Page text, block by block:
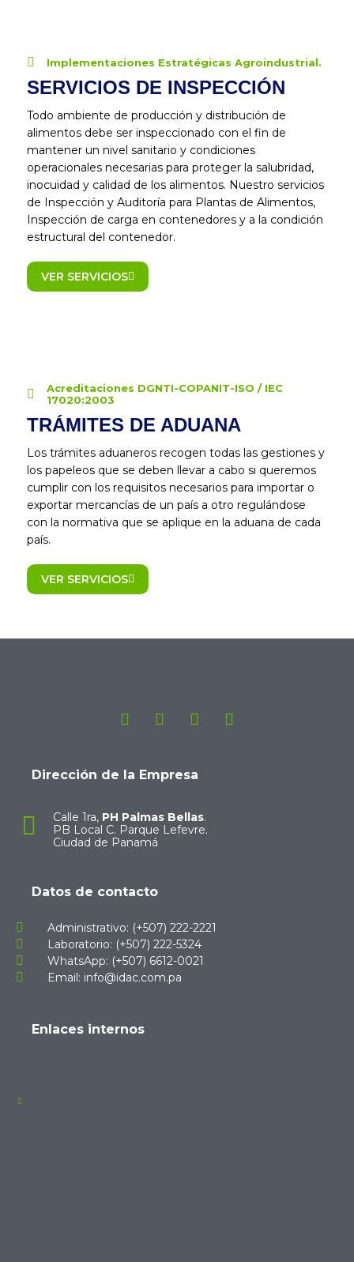
Implementaciones Estratégicas Agroindustrial.
SERVICIOS DE INSPECCIÓN
Todo ambiente de producción y distribución de
alimentos debe ser inspeccionado con el fin de
mantener un nivel sanitario y condiciones
operacionales necesarias para proteger la salubridad,
inocuidad y calidad de los alimentos. Nuestro servicios
de Inspección y Auditoría para Plantas de Alimentos,
Inspección de carga en contenedores y a la condición
estructural del contenedor.
VER SERVICIOS
Acreditaciones DGNTI-COPANIT-ISO / IEC
17020:2003
TRÁMITES DE ADUANA
Los trámites aduaneros recogen todas las gestiones y
los papeleos que se deben llevar a cabo si queremos
cumplir con los requisitos necesarios para importar o
exportar mercancías de un país a otro regulándose
con la normativa que se aplique en la aduana de cada
país.
VER SERVICIOS
Dirección de la Empresa
Calle 1ra, PH Palmas Bellas.
PB Local C. Parque Lefevre.
Ciudad de Panamá
Datos de contacto
Administrativo: (+507) 222-2221
Laboratorio: (+507) 222-5324
WhatsApp: (+507) 6612-0021
Email: info@idac.com.pa
Enlaces internos